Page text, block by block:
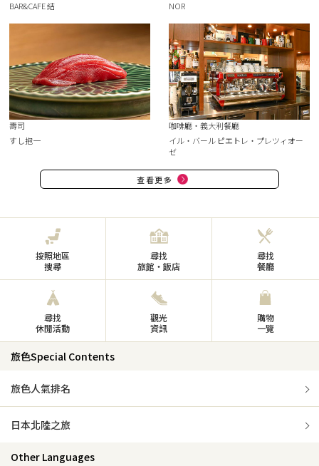
BAR&CAFE 結
NOR
壽司
すし抱一
咖啡廳・義大利餐廳
イル・バール ピエトレ・プレツィオー
ゼ
查看更多
按照地區
搜尋
尋找
旅館・飯店
尋找
餐廳
尋找
休閒活動
觀光
資訊
購物
一覽
旅色Special Contents
旅色人氣排名
日本北陸之旅
Other Languages